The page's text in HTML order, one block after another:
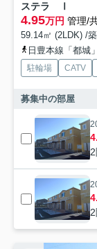
ステラ Ⅰ
4.95万円 管理/
59.14㎡ (2LDK) /
日豊本線「都城
駐輪場 CATV
募集中の部屋